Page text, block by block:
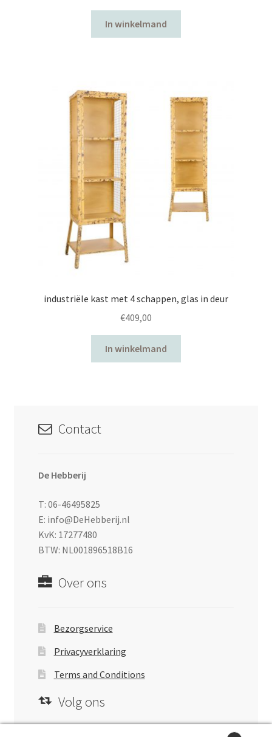
In winkelmand
industriële kast met 4 schappen, glas in deur
€409,00
In winkelmand
Contact
De Hebberij
T: 06-46495825
E: info@DeHebberij.nl
KvK: 17277480
BTW: NL001896518B16
Over ons
Bezorgservice
Privacyverklaring
Terms and Conditions
Volg ons